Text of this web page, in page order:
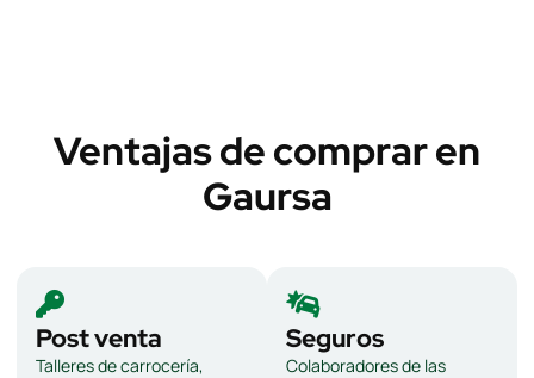
Ventajas de comprar en
Gaursa
Post venta
Talleres de carrocería,
Seguros
Colaboradores de las